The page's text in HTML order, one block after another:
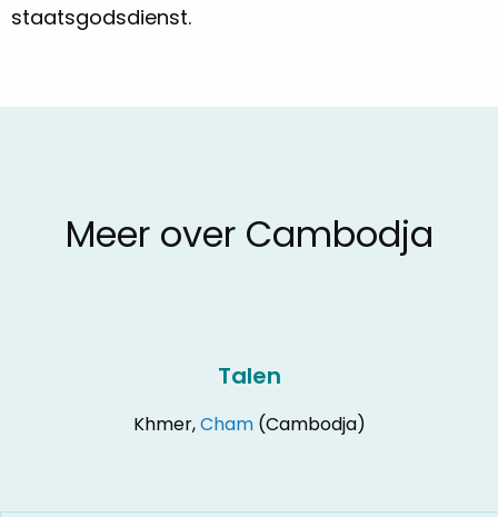
staatsgodsdienst.
Meer over Cambodja
Talen
Khmer,Cham (Cambodja)